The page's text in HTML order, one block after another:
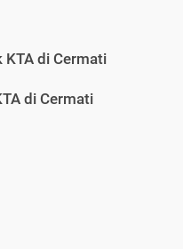
KTA di Cermati
di Cermati